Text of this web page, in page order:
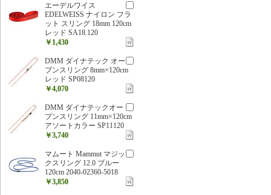
エーデルワイス
EDELWEISS ナイロン フラ
ット スリング 18mm 120cm
レッド SA18.120
￥1,430
DMM ダイナテック オー
プンスリング 8mm×120cm
レッド SP08120
￥4,070
DMM ダイナテックオー
プンスリング 11mm×120cm
アソートカラー SP11120
￥3,740
マムート Mammut マジッ
クスリング 12.0 ブルー
120cm 2040-02360-5018
￥3,850